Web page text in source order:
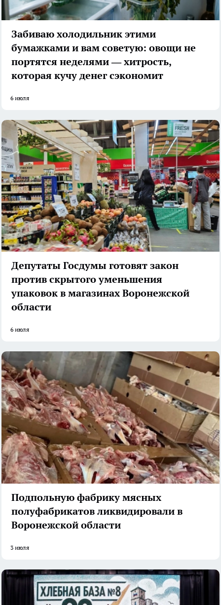
Забиваю холодильник этими
бумажками и вам советую: овощи не
портятся неделями — хитрость,
которая кучу денег сэкономит
6 июля
Депутаты Госдумы готовят закон
против скрытого уменьшения
упаковок в магазинах Воронежской
области
6 июля
Подпольную фабрику мясных
полуфабрикатов ликвидировали в
Воронежской области
3 июля